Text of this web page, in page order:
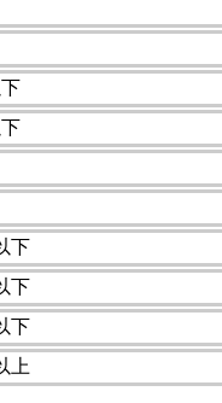
下
下
下
上